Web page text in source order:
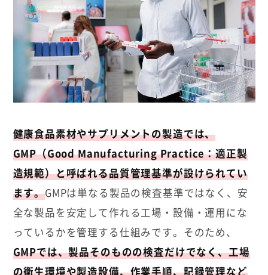
健康食品素材やサプリメントの製造では、
GMP（Good Manufacturing Practice：適正製
造規範）と呼ばれる品質管理基準が設けられてい
ます。GMPは単なる製品の検査基準ではなく、安
全な製品を安定して作れる工場・設備・運用にな
っているかを管理する仕組みです。そのため、
GMPでは、製品そのものの検査だけでなく、工場
の衛生環境や製造設備、作業手順、記録管理など